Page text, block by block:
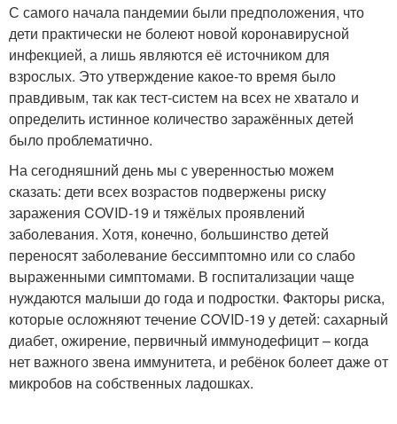
С самого начала пандемии были предположения, что
дети практически не болеют новой коронавирусной
инфекцией, а лишь являются её источником для
взрослых. Это утверждение какое-то время было
правдивым, так как тест-систем на всех не хватало и
определить истинное количество заражённых детей
было проблематично.
На сегодняшний день мы с уверенностью можем
сказать: дети всех возрастов подвержены риску
заражения COVID-19 и тяжёлых проявлений
заболевания. Хотя, конечно, большинство детей
переносят заболевание бессимптомно или со слабо
выраженными симптомами. В госпитализации чаще
нуждаются малыши до года и подростки. Факторы риска,
которые осложняют течение COVID-19 у детей: сахарный
диабет, ожирение, первичный иммунодефицит – когда
нет важного звена иммунитета, и ребёнок болеет даже от
микробов на собственных ладошках.